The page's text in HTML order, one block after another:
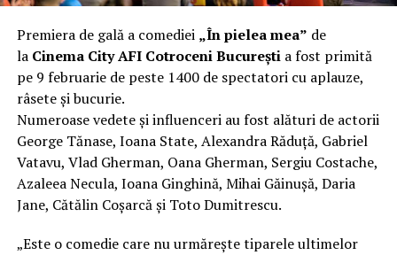
rezistent la coroziune, dar cu
nuanțe
Aluminiul e materialul care apare primul în conversație
când cineva caută un pavilion ușor. Și pe bună dreptate.
Densitatea aluminiului e de aproximativ 2,7 g/cm³, față
de circa 7,8 g/cm³ pentru oțel. Practic, la un volum
identic, aluminiul cântărește cam o treime din greutatea
oțelului. Pentru oricine transportă, montează și
demontează frecvent o structură, diferența asta se
simte enorm.
Premiera de gală a comediei „În pielea mea” de
la Cinema City AFI Cotroceni Bucureștia fost primită
pe 9 februarie de peste 1400 de spectatori cu aplauze,
râsete și bucurie.
Numeroase vedete și influenceri au fost alături de actorii
George Tănase, Ioana State, Alexandra Răduță, Gabriel
Vatavu, Vlad Gherman, Oana Gherman, Sergiu Costache,
Azaleea Necula, Ioana Ginghină, Mihai Găinușă, Daria
Jane, Cătălin Coșarcă și Toto Dumitrescu.
„Este o comedie care nu urmărește tiparele ultimelor